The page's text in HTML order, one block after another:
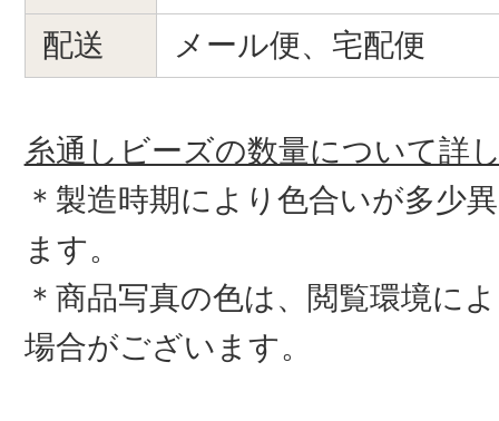
配送
メール便、宅配便
糸通しビーズの数量について詳
＊製造時期により色合いが多少
ます。
＊商品写真の色は、閲覧環境に
場合がございます。